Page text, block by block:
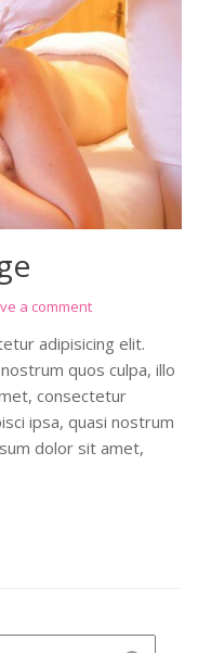
a comment
adipisicing elit.
quos culpa, illo
consectetur
ipsa, quasi nostrum
dolor sit amet,